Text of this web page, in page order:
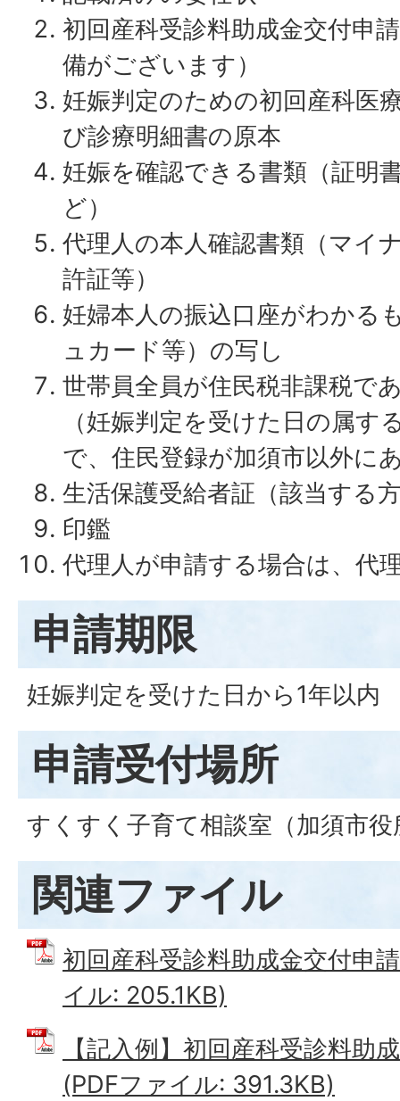
初回産科受診料助成金交付申
備がございます）
妊娠判定のための初回産科医
び診療明細書の原本
妊娠を確認できる書類（証明
ど）
代理人の本人確認書類（マイ
許証等）
妊婦本人の振込口座がわかる
ュカード等）の写し
世帯員全員が住民税非課税で
（妊娠判定を受けた日の属す
で、住民登録が加須市以外に
生活保護受給者証（該当する
印鑑
代理人が申請する場合は、代
申請期限
妊娠判定を受けた日から1年以内
申請受付場所
すくすく子育て相談室（加須市
関連ファイル
初回産科受診料助成金交付申
イル: 205.1KB)
【記入例】初回産科受診料助
(PDFファイル: 391.3KB)